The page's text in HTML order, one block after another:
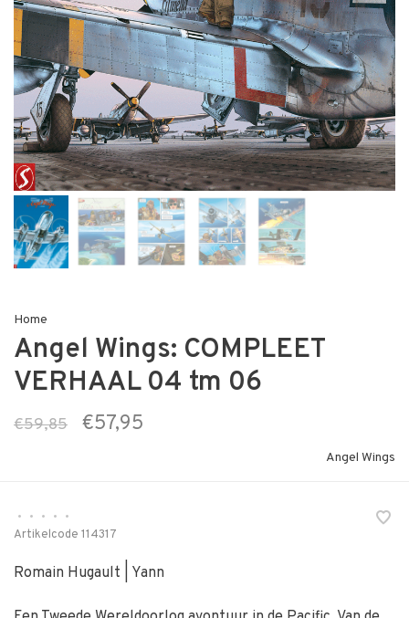
Home
Angel Wings: COMPLEET
VERHAAL 04 tm 06
€59,85 €57,95
Angel Wings
• • • •
•
Artikelcode 114317
Romain Hugault | Yann